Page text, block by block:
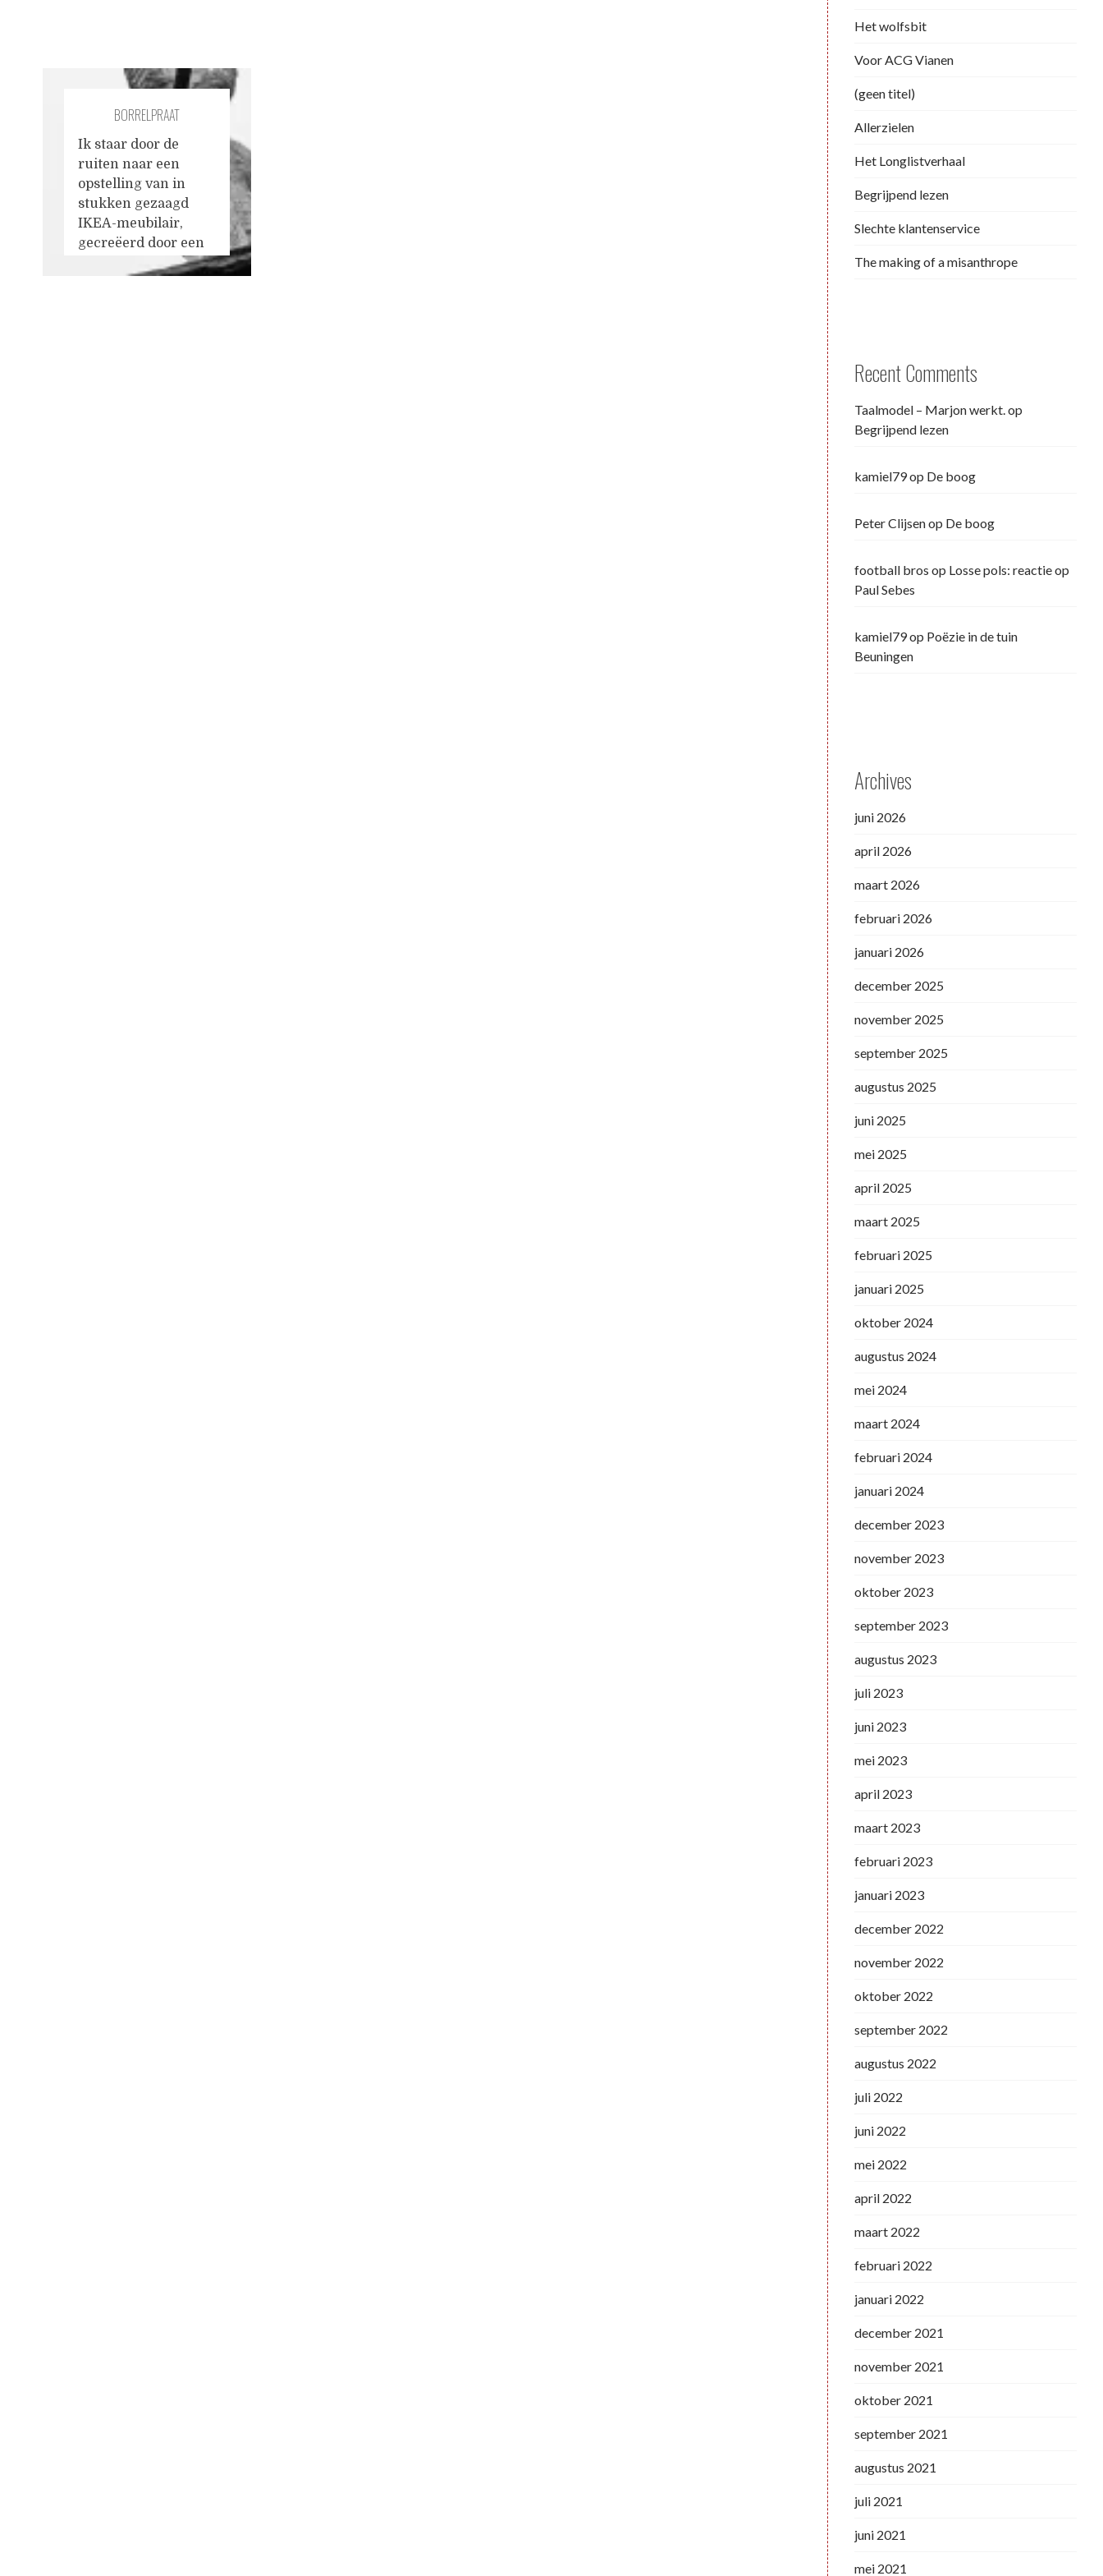
BORRELPRAAT
Ik staar door de
ruiten naar een
opstelling van in
stukken gezaagd
IKEA-meubilair,
gecreëerd door een
Koreaanse maker
Het wolfsbit
Voor ACG Vianen
(geen titel)
Allerzielen
Het Longlistverhaal
Begrijpend lezen
Slechte klantenservice
The making of a misanthrope
Recent Comments
Taalmodel – Marjon werkt.op
Begrijpend lezen
kamiel79op De boog
Peter Clijsenop De boog
football bros op Losse pols: reactie op
Paul Sebes
kamiel79op Poëzie in de tuin
Beuningen
Archives
juni 2026
april 2026
maart 2026
februari 2026
januari 2026
december 2025
november 2025
september 2025
augustus 2025
juni 2025
mei 2025
april 2025
maart 2025
februari 2025
januari 2025
oktober 2024
augustus 2024
mei 2024
maart 2024
februari 2024
januari 2024
december 2023
november 2023
oktober 2023
september 2023
augustus 2023
juli 2023
juni 2023
mei 2023
april 2023
maart 2023
februari 2023
januari 2023
december 2022
november 2022
oktober 2022
september 2022
augustus 2022
juli 2022
juni 2022
mei 2022
april 2022
maart 2022
februari 2022
januari 2022
december 2021
november 2021
oktober 2021
september 2021
augustus 2021
juli 2021
juni 2021
mei 2021